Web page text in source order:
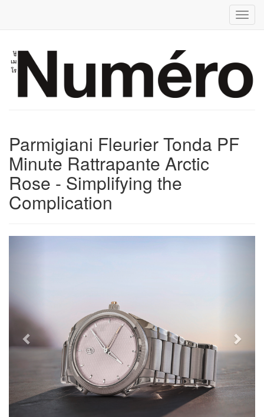
Parmigiani Fleurier Tonda PF
Minute Rattrapante Arctic
Rose - Simplifying the
Complication